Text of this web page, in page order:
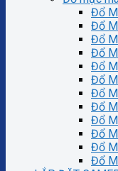
Đổ
Đổ
Đổ
Đổ
Đổ
Đổ
Đổ
Đổ
Đổ
Đổ
Đổ
Đổ